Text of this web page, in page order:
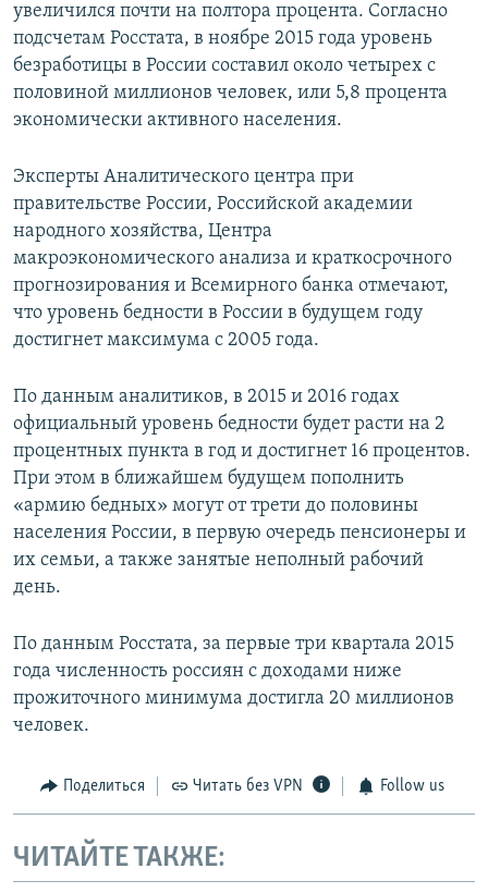
увеличился почти на полтора процента. Согласно
подсчетам Росстата, в ноябре 2015 года уровень
безработицы в России составил около четырех с
половиной миллионов человек, или 5,8 процента
экономически активного населения.
Эксперты Аналитического центра при
правительстве России, Российской академии
народного хозяйства, Центра
макроэкономического анализа и краткосрочного
прогнозирования и Всемирного банка отмечают,
что уровень бедности в России в будущем году
достигнет максимума с 2005 года.
По данным аналитиков, в 2015 и 2016 годах
официальный уровень бедности будет расти на 2
процентных пункта в год и достигнет 16 процентов.
При этом в ближайшем будущем пополнить
«армию бедных» могут от трети до половины
населения России, в первую очередь пенсионеры и
их семьи, а также занятые неполный рабочий
день.
По данным Росстата, за первые три квартала 2015
года численность россиян с доходами ниже
прожиточного минимума достигла 20 миллионов
человек.
Поделиться Читать без VPN Follow us
ЧИТАЙТЕ ТАКЖЕ: